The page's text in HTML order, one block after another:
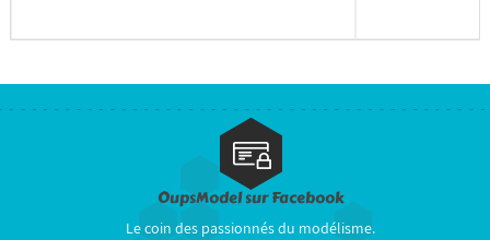
OupsModel sur Facebook
Le coin des passionnés du modélisme.